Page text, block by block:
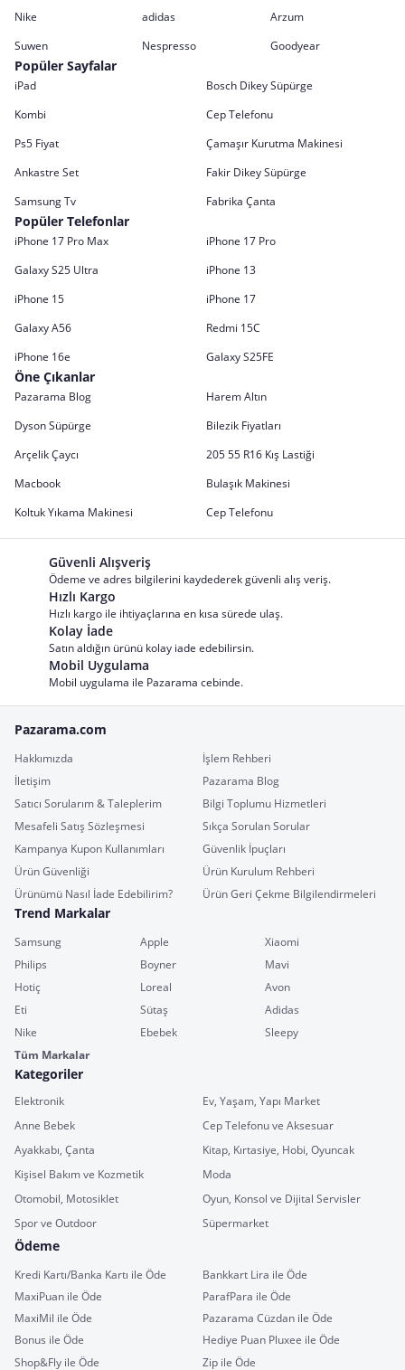
Nike adidas
Arzum
Suwen
Nespresso Goodyear
Popüler Sayfalar
iPad
Bosch Dikey Süpürge
Kombi
Cep Telefonu
Ps5 Fiyat
Çamaşır Kurutma Makinesi
Ankastre Set
Fakir Dikey Süpürge
Samsung Tv
Fabrika Çanta
Popüler Telefonlar
iPhone 17 Pro Max
iPhone 17 Pro
Galaxy S25 Ultra
iPhone 13
iPhone 15
iPhone 17
Galaxy A56
Redmi 15C
iPhone 16e
Galaxy S25FE
Öne Çıkanlar
Pazarama Blog
Harem Altın
Dyson Süpürge
Bilezik Fiyatları
Arçelik Çaycı
205 55 R16 Kış Lastiği
Macbook
Bulaşık Makinesi
Koltuk Yıkama Makinesi
Cep Telefonu
Güvenli Alışveriş
Ödeme ve adres bilgilerini kaydederek güvenli alış veriş.
Hızlı Kargo
Hızlı kargo ile ihtiyaçlarına en kısa sürede ulaş.
Kolay İade
Satın aldığın ürünü kolay iade edebilirsin.
Mobil Uygulama
Mobil uygulama ile Pazarama cebinde.
Pazarama.com
Hakkımızda
İşlem Rehberi
İletişim
Pazarama Blog
Satıcı Sorularım & Taleplerim
Bilgi Toplumu Hizmetleri
Mesafeli Satış Sözleşmesi
Sıkça Sorulan Sorular
Kampanya Kupon Kullanımları
Güvenlik İpuçları
Ürün Güvenliği
Ürün Kurulum Rehberi
Ürünümü Nasıl İade Edebilirim?
Ürün Geri Çekme Bilgilendirmeleri
Trend Markalar
Samsung Apple
Xiaomi
Philips
Boyner
Mavi
Hotiç
Loreal
Avon
Eti
Sütaş
Adidas
Nike
Ebebek
Sleepy
Tüm Markalar
Kategoriler
Elektronik
Ev, Yaşam, Yapı Market
Anne Bebek
Cep Telefonu ve Aksesuar
Ayakkabı, Çanta
Kitap, Kırtasiye, Hobi, Oyuncak
Kişisel Bakım ve Kozmetik
Moda
Otomobil, Motosiklet
Oyun, Konsol ve Dijital Servisler
Spor ve Outdoor
Süpermarket
Ödeme
Kredi Kartı/Banka Kartı ile Öde
Bankkart Lira ile Öde
MaxiPuan ile Öde
ParafPara ile Öde
MaxiMil ile Öde
Pazarama Cüzdan ile Öde
Bonus ile Öde
Hediye Puan Pluxee ile Öde
Shop&Fly ile Öde
Zip ile Öde